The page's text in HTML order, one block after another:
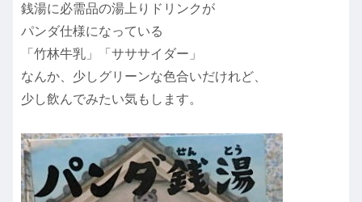
銭湯に必需品の湯上りドリンクが
パンダ仕様になっている
「竹林牛乳」「サササイダー」
なんか、少しグリーンな色合いだけれど、
少し飲んでみたい気もします。